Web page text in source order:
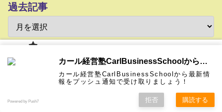
過去記事
ばれまし
コンサル
ティング
経営学用
語集
認定コン
サルタン
無料メル
マガ！
★カール
経営塾動
お問い合
わせ
★熱海風
水＆グリ
プライバ
カール経営塾CarlBusinessSchoolから通知を受け取る
カール経営塾CarlBusinessSchoolから最新情
報をプッシュ通知で受け取りましょう！
Powered by Push7 拒否 購読する